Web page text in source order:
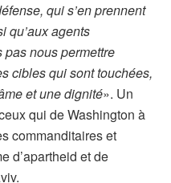
qui s’en prennent
qu’aux agents
nous permettre
cibles qui sont touchées,
et une dignité». Un
qui de Washington à
commanditaires et
d’apartheid et de